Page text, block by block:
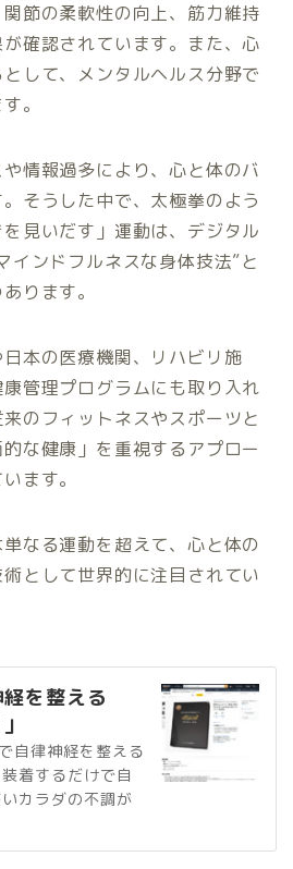
節の柔軟性の向上、筋力維持
確認されています。また、心
して、メンタルヘルス分野で
。
情報過多により、心と体のバ
そうした中で、太極拳のよう
見いだす」運動は、デジタル
インドフルネスな身体技法”と
ります。
本の医療機関、リハビリ施
管理プログラムにも取り入れ
のフィットネスやスポーツと
な健康」を重視するアプロー
ます。
なる運動を超えて、心と体の
として世界的に注目されてい
を整える
自律神経を整える
着するだけで自
カラダの不調が